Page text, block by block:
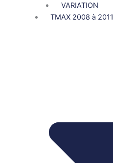
VARIATION
TMAX 2008 à 2011